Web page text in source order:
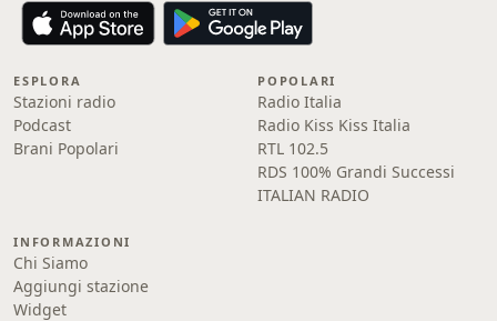
ESPLORA
Stazioni radio
Podcast
Brani Popolari
POPOLARI
Radio Italia
Radio Kiss Kiss Italia
RTL 102.5
RDS 100% Grandi Successi
ITALIAN RADIO
INFORMAZIONI
Chi Siamo
Aggiungi stazione
Widget